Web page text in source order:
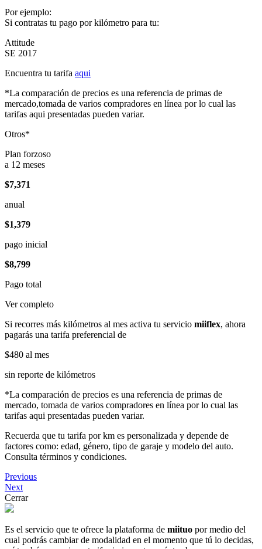
Por ejemplo:
Si contratas tu pago por kilómetro para tu:
Attitude
SE 2017
Encuentra tu tarifa aqui
*La comparación de precios es una referencia de primas de
mercado,tomada de varios compradores en línea por lo cual las
tarifas aqui presentadas pueden variar.
Otros*
Plan forzoso
a 12 meses
$7,371
anual
$1,379
pago inicial
$8,799
Pago total
Ver completo
Si recorres más kilómetros al mes activa tu servicio miiflex, ahora
pagarás una tarifa preferencial de
$480 al mes
sin reporte de kilómetros
*La comparación de precios es una referencia de primas de
mercado, tomada de varios compradores en línea por lo cual las
tarifas aqui presentadas pueden variar.
Recuerda que tu tarifa por km es personalizada y depende de
factores como: edad, género, tipo de garaje y modelo del auto.
Consulta términos y condiciones.
Previous
Next
Cerrar
Es el servicio que te ofrece la plataforma de miituo por medio del
cual podrás cambiar de modalidad en el momento que tú lo decidas,